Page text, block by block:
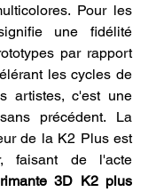
Pour les
une fidélité
par rapport
les cycles de
artistes, c'est une
précédent. La
de la K2 Plus est
faisant de l'acte
3D K2 plus